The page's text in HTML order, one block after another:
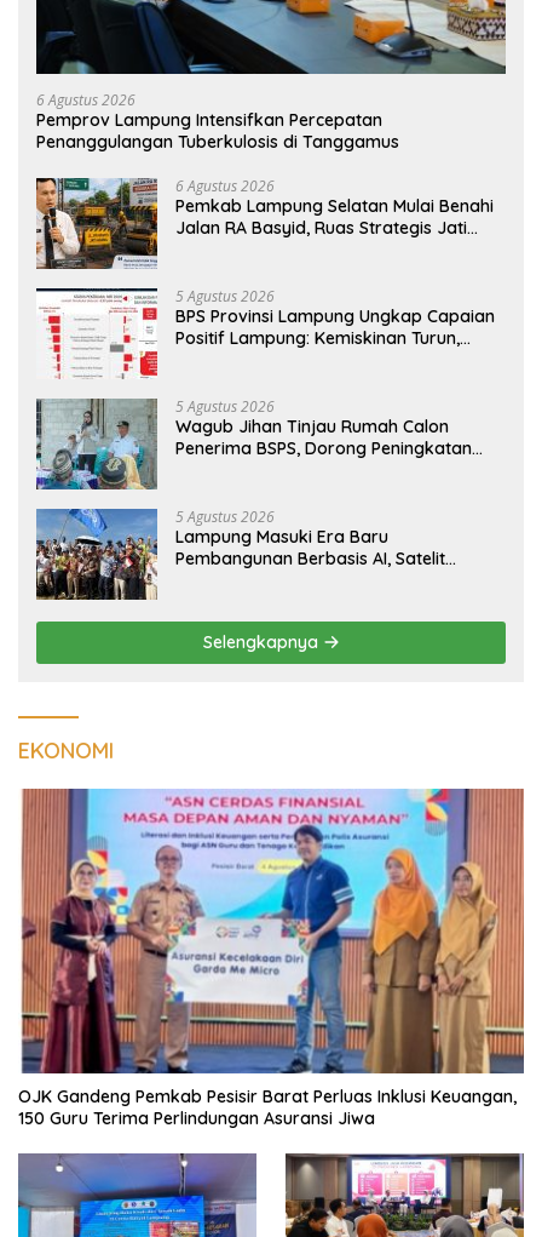
6 Agustus 2026
Pemprov Lampung Intensifkan Percepatan
Penanggulangan Tuberkulosis di Tanggamus
6 Agustus 2026
Pemkab Lampung Selatan Mulai Benahi
Jalan RA Basyid, Ruas Strategis Jati
5 Agustus 2026
BPS Provinsi Lampung Ungkap Capaian
Positif Lampung: Kemiskinan Turun,
5 Agustus 2026
Wagub Jihan Tinjau Rumah Calon
Penerima BSPS, Dorong Peningkatan
5 Agustus 2026
Lampung Masuki Era Baru
Pembangunan Berbasis AI, Satelit
Selengkapnya
EKONOMI
OJK Gandeng Pemkab Pesisir Barat Perluas Inklusi Keuangan,
150 Guru Terima Perlindungan Asuransi Jiwa